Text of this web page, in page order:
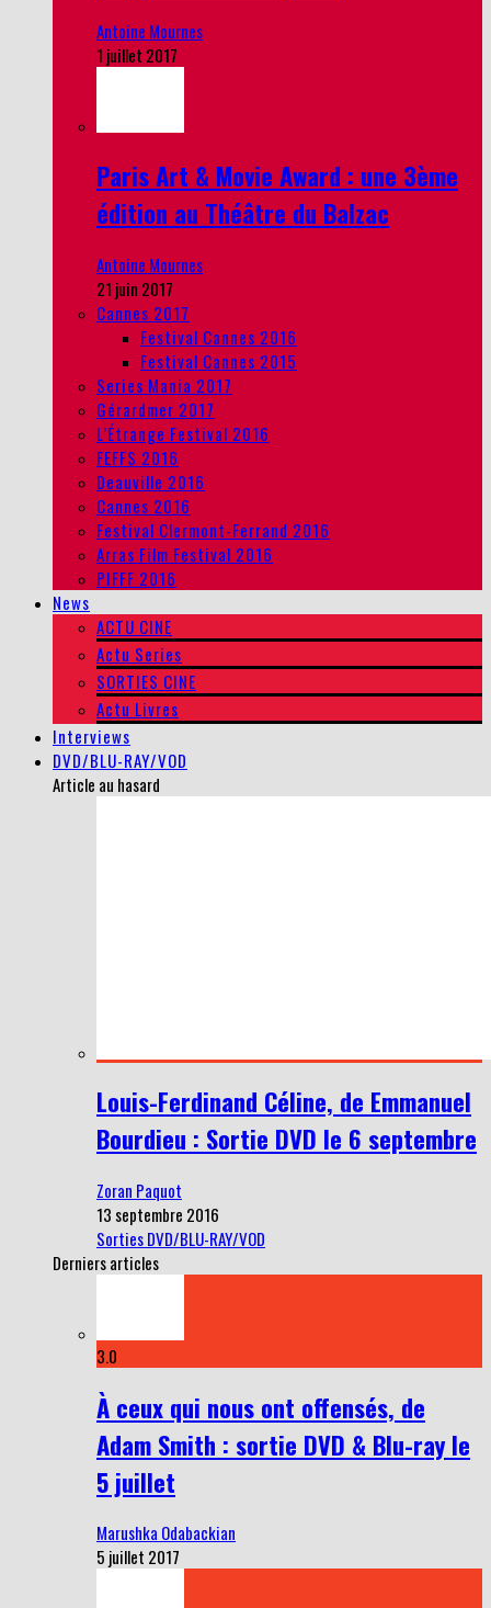
Antoine Mournes
1 juillet 2017
Paris Art & Movie Award : une 3ème
édition au Théâtre du Balzac
Antoine Mournes
21 juin 2017
Cannes 2017
Festival Cannes 2016
Festival Cannes 2015
Series Mania 2017
Gérardmer 2017
L’Étrange Festival 2016
FEFFS 2016
Deauville 2016
Cannes 2016
Festival Clermont-Ferrand 2016
Arras Film Festival 2016
PIFFF 2016
News
ACTU CINE
Actu Series
SORTIES CINE
Actu Livres
Interviews
DVD/BLU-RAY/VOD
Article au hasard
Louis-Ferdinand Céline, de Emmanuel
Bourdieu : Sortie DVD le 6 septembre
Zoran Paquot
13 septembre 2016
Sorties DVD/BLU-RAY/VOD
Derniers articles
3.0
À ceux qui nous ont offensés, de
Adam Smith : sortie DVD & Blu-ray le
5 juillet
Marushka Odabackian
5 juillet 2017